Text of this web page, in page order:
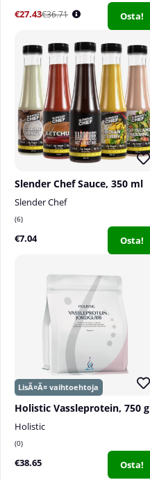
€27.43€36.71 Osta!
Slender Chef Sauce, 350 ml
Slender Chef
6
€7.04 Osta!
Holistic Vassleprotein, 750 g
Holistic
0
€38.65 Osta!